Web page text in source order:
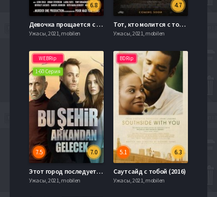
6.8
Девочка прощается с тобой (2018)
Ужасы, 2021, mobilen
4.7
Тот, кто молится с тобой (2019)
Ужасы, 2021, mobilen
WEBRip
1-60 Серия
7.0
7.5
Этот город последует за тобой (2017)
Ужасы, 2021, mobilen
BDRip
6.3
5.1
Саутсайд с тобой (2016)
Ужасы, 2021, mobilen